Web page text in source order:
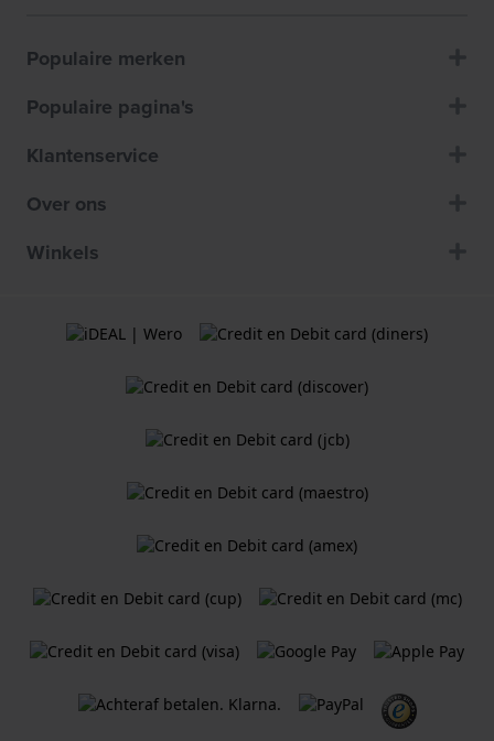
Populaire merken
Populaire pagina's
Klantenservice
Over ons
Winkels